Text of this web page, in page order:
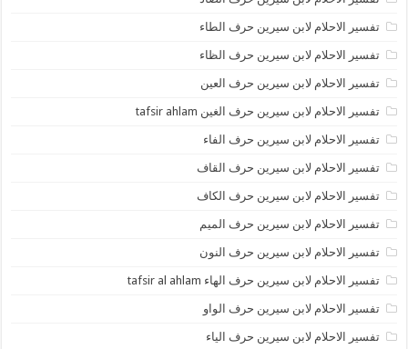
تفسير الاحلام لابن سيرين حرف الطاء
تفسير الاحلام لابن سيرين حرف الظاء
تفسير الاحلام لابن سيرين حرف العين
تفسير الاحلام لابن سيرين حرف الغين tafsir ahlam
تفسير الاحلام لابن سيرين حرف الفاء
تفسير الاحلام لابن سيرين حرف القاف
تفسير الاحلام لابن سيرين حرف الكاف
تفسير الاحلام لابن سيرين حرف الميم
تفسير الاحلام لابن سيرين حرف النون
تفسير الاحلام لابن سيرين حرف الهاء tafsir al ahlam
تفسير الاحلام لابن سيرين حرف الواو
تفسير الاحلام لابن سيرين حرف الياء